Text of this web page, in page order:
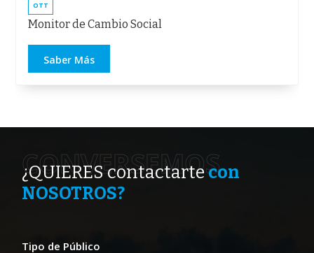
OTT
Monitor de Cambio Social
Saber Más
CONVERSEMOS
¿QUIERES contactartecon
NOSOTROS?
Tipo de Público